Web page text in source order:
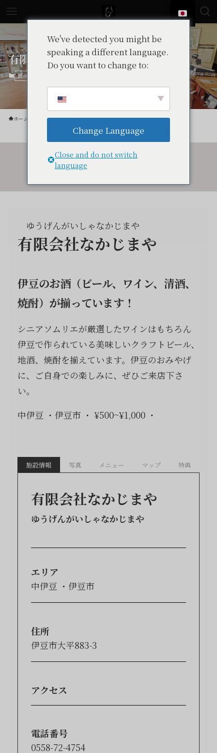
有限会社なかじまや
買う
ホーム
令和7年度伴走型小規模事業者支援推進事業
ゆうげんがいしゃなかじまや
有限会社なかじまや
伊豆のお酒（ビール、ワイン、清酒、
焼酎）が揃っています！
シニアソムリエが厳選したワインはもちろん
伊豆で作られている美味しいクラフトビール、
地酒、焼酎を揃えています。伊豆のおみやげ
に、ご自身での楽しみに、ぜひご来店下さ
い。
中伊豆
伊豆市 ¥500~¥1,000
施設情報 写真 メニュー マップ 特典
有限会社なかじまや
ゆうげんがいしゃなかじまや
エリア
中伊豆 伊豆市
住所
伊豆市大平883-3
アクセス
電話番号
0558-72-4754
We've detected you might be
speaking a different language.
Do you want to change to:
Change Language
Close and do not switch
language